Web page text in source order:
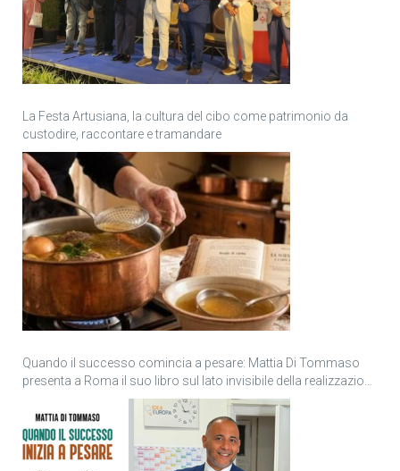
La Festa Artusiana, la cultura del cibo come patrimonio da
custodire, raccontare e tramandare
Quando il successo comincia a pesare: Mattia Di Tommaso
presenta a Roma il suo libro sul lato invisibile della realizzazione